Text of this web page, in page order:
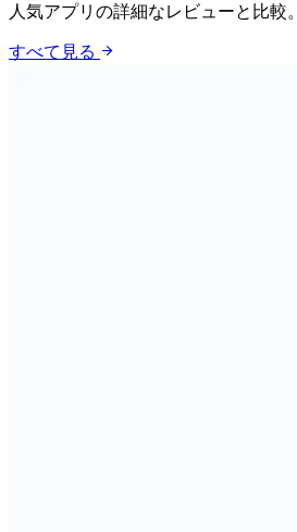
人気アプリの詳細なレビューと比較。
すべて見る arrow_forward